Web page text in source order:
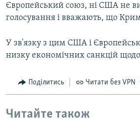
Європейський союз, ні США не
голосування і вважають, що Крим
У зв'язку з цим США і
низку економічних санкцій щодо
Поділитись Читати без VPN
Читайте також